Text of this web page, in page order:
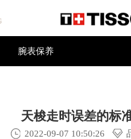
腕表保养
深圳市维修服
天梭走时误差的标
2022-09-07 10:50:26